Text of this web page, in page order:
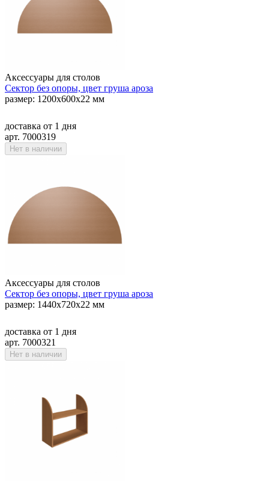
Аксессуары для столов
Сектор без опоры, цвет груша ароза
размер: 1200х600х22 мм
доставка от 1 дня
арт. 7000319
Нет в наличии
Аксессуары для столов
Сектор без опоры, цвет груша ароза
размер: 1440х720х22 мм
доставка от 1 дня
арт. 7000321
Нет в наличии